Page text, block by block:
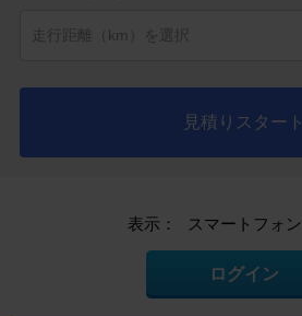
見積りスタート
表示： スマートフォン
ログイン